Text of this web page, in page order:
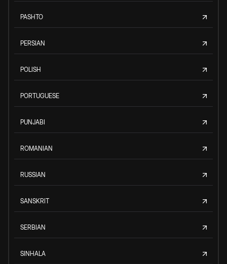
PASHTO
PERSIAN
POLISH
PORTUGUESE
PUNJABI
ROMANIAN
RUSSIAN
SANSKRIT
SERBIAN
SINHALA